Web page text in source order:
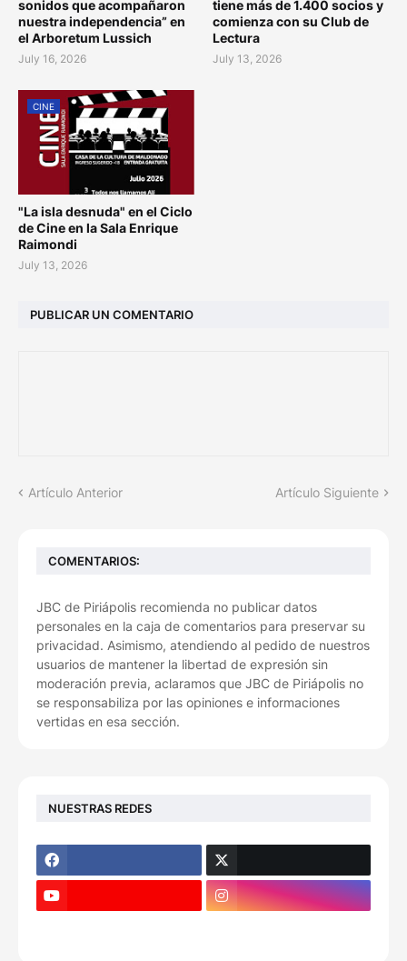
sonidos que acompañaron
nuestra independencia” en
el Arboretum Lussich
July 16, 2026
tiene más de 1.400 socios y
comienza con su Club de
Lectura
July 13, 2026
CINE
"La isla desnuda" en el Ciclo
de Cine en la Sala Enrique
Raimondi
July 13, 2026
PUBLICAR UN COMENTARIO
Artículo Anterior Artículo Siguiente
COMENTARIOS:
JBC de Piriápolis recomienda no publicar datos
personales en la caja de comentarios para preservar su
privacidad. Asimismo, atendiendo al pedido de nuestros
usuarios de mantener la libertad de expresión sin
moderación previa, aclaramos que JBC de Piriápolis no
se responsabiliza por las opiniones e informaciones
vertidas en esa sección.
NUESTRAS REDES